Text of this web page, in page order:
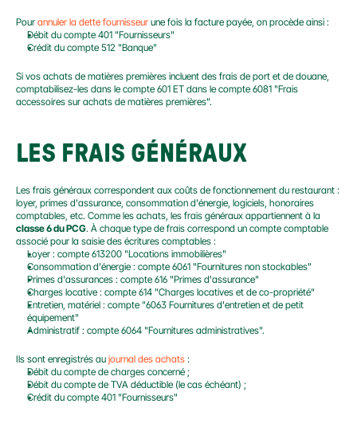
Pour annuler la dette fournisseur une fois la facture payée, on procède ainsi :
Débit du compte 401 "Fournisseurs"
Crédit du compte 512 "Banque"
Si vos achats de matières premières incluent des frais de port et de douane,
comptabilisez-les dans le compte 601 ET dans le compte 6081 "Frais
accessoires sur achats de matières premières".
LES FRAIS GÉNÉRAUX
Les frais généraux correspondent aux coûts de fonctionnement du restaurant :
loyer, primes d'assurance, consommation d'énergie, logiciels, honoraires
classe 6 du PCG. À chaque type de frais correspond un compte comptable
associé pour la saisie des écritures comptables :
Loyer : compte 613200 "Locations immobilières"
Consommation d'énergie : compte 6061 "Fournitures non stockables"
Primes d'assurances : compte 616 "Primes d'assurance"
Charges locative : compte 614 "Charges locatives et de co-propriété"
Entretien, matériel : compte "6063 Fournitures d'entretien et de petit
équipement"
Administratif : compte 6064 "Fournitures administratives".
Ils sont enregistrés au journal des achats :
Débit du compte de charges concerné ;
Débit du compte de TVA déductible (le cas échéant) ;
Crédit du compte 401 "Fournisseurs"